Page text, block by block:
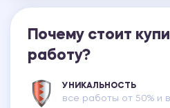
Почему стоит
работу?
УНИКАЛЬНОСТЬ
все работы от 50% и